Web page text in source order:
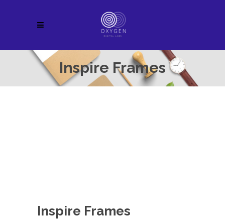
Inspire Frames
Inspire Frames